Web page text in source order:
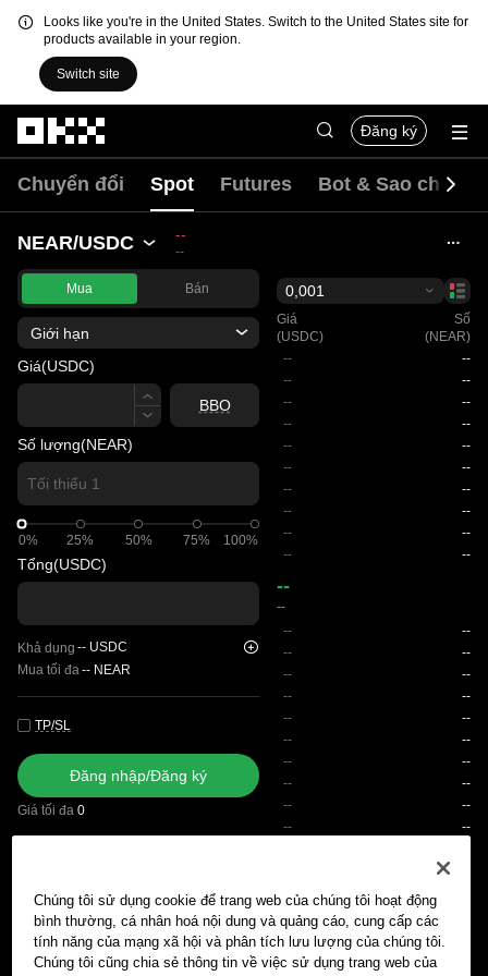
Looks like you're in the United States. Switch to the United States site for
products available in your region.
Switch site
Đăng ký
Chuyển đổi Spot Futures Bot & Sao chép
NEAR/USDC --
--
Mua Bán
Giới hạn
Giá(USDC)
Giá
BBO
Số lượng(NEAR)
0% 25% 50% 75% 100%
0%
Tổng(USDC)
Khả dụng -- USDC
Mua tối đa-- NEAR
TP/SL
Đăng nhập/Đăng ký
Giá tối đa 0
0,001
Giá
(USDC)
Số
(NEAR)
--
--
Lệnh chờ khớp Lịch sử lệnh Vị thế mở Lịch sử vị thế
Chúng tôi sử dụng cookie để trang web của chúng tôi hoạt động
bình thường, cá nhân hoá nội dung và quảng cáo, cung cấp các
tính năng của mạng xã hội và phân tích lưu lượng của chúng tôi.
Chúng tôi cũng chia sẻ thông tin về việc sử dụng trang web của